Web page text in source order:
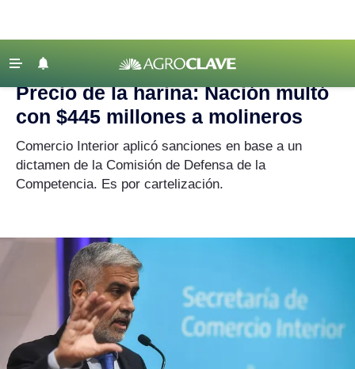
Agricultura
Lechería
Tecnología
Regionales
Agronegocios
Mercados
‹ VOLVER
Agroclave harina
Precio de la harina: Nación multó
con $445 millones a molineros
Comercio Interior aplicó sanciones en base a un
dictamen de la Comisión de Defensa de la
Competencia. Es por cartelización.